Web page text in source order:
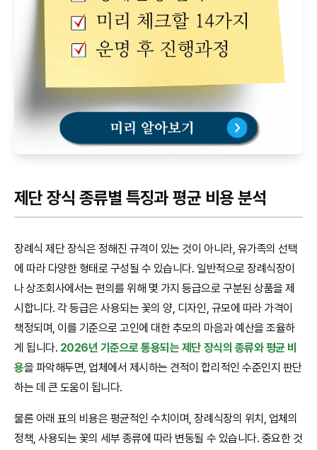
제단 장식 종류별 특징과 평균 비용 분석
장례식 제단 장식은 정해진 규격이 있는 것이 아니라, 유가족의 선택
에 따라 다양한 형태로 구성될 수 있습니다. 일반적으로 장례식장이
나 상조회사에서는 편의를 위해 몇 가지 등급으로 구분된 상품을 제
시합니다. 각 등급은 사용되는 꽃의 양, 디자인, 규모에 따라 가격이
책정되며, 이를 기준으로 고인에 대한 추모의 마음과 예산을 조율하
게 됩니다. 2026년 기준으로 통용되는 제단 장식의 종류와 평균 비
용을 파악해두면, 업체에서 제시하는 견적이 합리적인 수준인지 판단
하는 데 큰 도움이 됩니다.
물론 아래 표의 비용은 평균적인 수치이며, 장례식장의 위치, 업체의
정책, 사용되는 꽃의 세부 종류에 따라 변동될 수 있습니다. 중요한 것